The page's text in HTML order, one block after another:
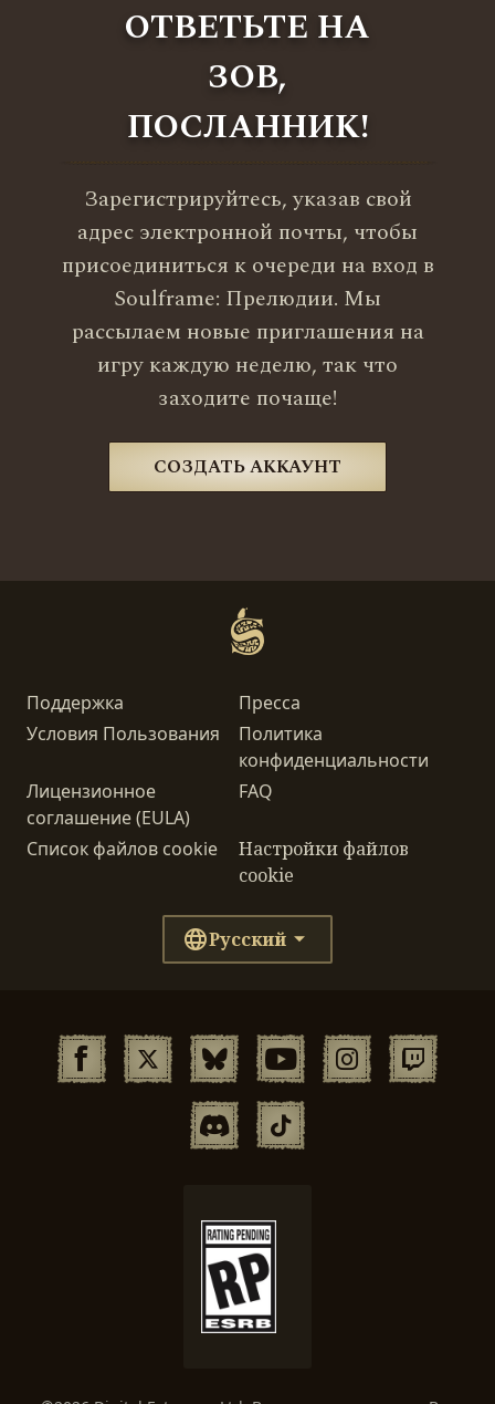
ОТВЕТЬТЕ НА
ЗОВ,
ПОСЛАННИК!
Зарегистрируйтесь, указав свой
адрес электронной почты, чтобы
присоединиться к очереди на вход в
Soulframe: Прелюдии. Мы
рассылаем новые приглашения на
игру каждую неделю, так что
заходите почаще!
СОЗДАТЬ АККАУНТ
Поддержка
Пресса
Условия Пользования
Политика
конфиденциальности
Лицензионное
соглашение (EULA)
FAQ
Список файлов cookie
Настройки файлов
cookie
Русский